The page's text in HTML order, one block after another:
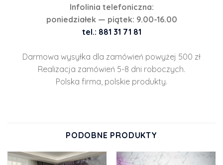
Infolinia telefoniczna:
poniedziałek — piątek: 9.00-16.00
tel.: 881 31 71 81
Darmowa wysyłka dla zamówień powyżej 500 zł
Realizacja zamówień 5-8 dni roboczych.
Polska firma, polskie produkty.
PODOBNE PRODUKTY